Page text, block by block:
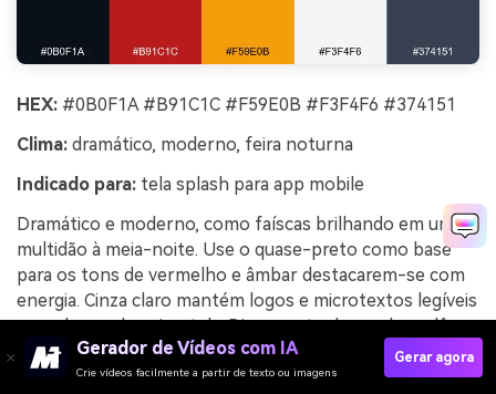
HEX: #0B0F1A #B91C1C #F59E0B #F3F4F6 #374151
Clima: dramático, moderno, feira noturna
Indicado para: tela splash para app mobile
Dramático e moderno, como faíscas brilhando em uma
multidão à meia-noite. Use o quase-preto como base
para os tons de vermelho e âmbar destacarem-se com
energia. Cinza claro mantém logos e microtextos legíveis
sem clarear demais a tela. Dica: mantenha os degradês
sutis e deixe o âmbar ser o único elemento brilhante.
Gerador de Vídeos com IA
Crie vídeos facilmente a partir de texto ou imagens
Gerar agora